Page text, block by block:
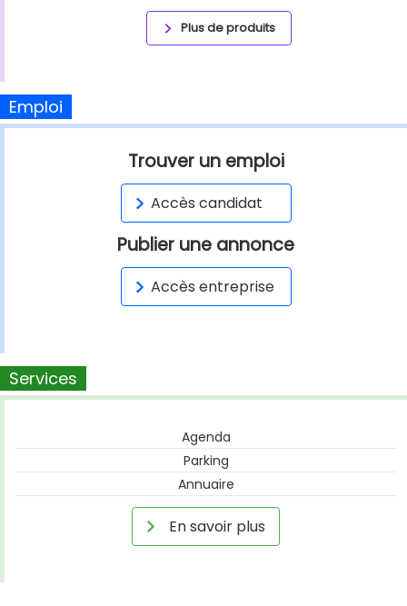
Plus de produits
Emploi
Trouver un emploi
Accès candidat
Publier une annonce
Accès entreprise
Services
Agenda
Parking
Annuaire
En savoir plus